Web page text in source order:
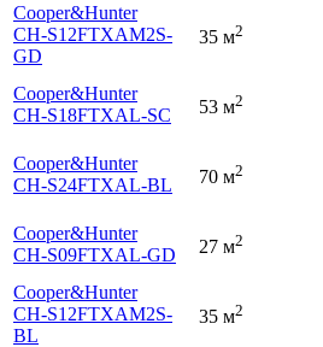
Cooper&Hunter
CH-S12FTXAM2S-
GD
35 м2
Cooper&Hunter
CH-S18FTXAL-SC
53 м2
Cooper&Hunter
CH-S24FTXAL-BL
70 м2
Cooper&Hunter
CH-S09FTXAL-GD
27 м2
Cooper&Hunter
CH-S12FTXAM2S-
BL
35 м2